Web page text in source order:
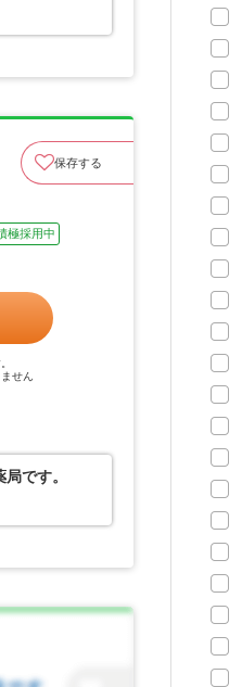
保存する
極採用中
せん
です。